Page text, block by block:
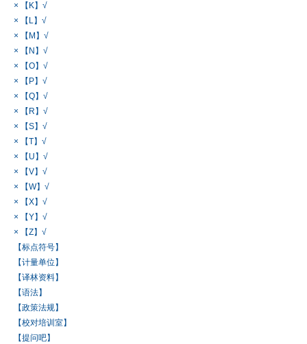
× 【K】√
× 【L】√
× 【M】√
× 【N】√
× 【O】√
× 【P】√
× 【Q】√
× 【R】√
× 【S】√
× 【T】√
× 【U】√
× 【V】√
× 【W】√
× 【X】√
× 【Y】√
× 【Z】√
【标点符号】
【计量单位】
【译林资料】
【语法】
【政策法规】
【校对培训室】
【提问吧】